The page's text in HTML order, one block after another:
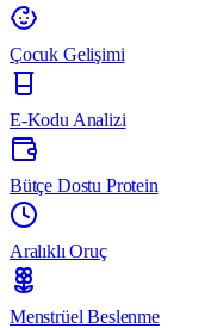
Çocuk Gelişimi
E-Kodu Analizi
Bütçe Dostu Protein
Aralıklı Oruç
Menstrüel Beslenme